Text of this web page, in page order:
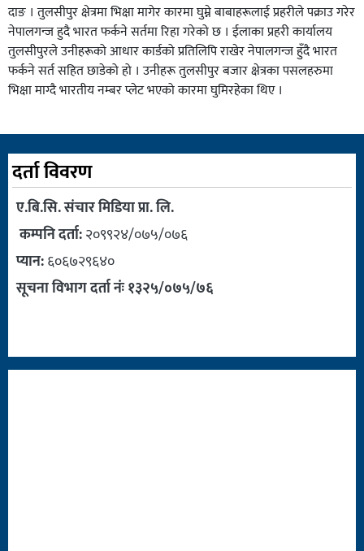
दाङ । तुलसीपुर क्षेत्रमा भिक्षा मागेर कारमा घुम्ने बाबाहरूलाई प्रहरीले पक्राउ गरेर
नेपालगन्ज हुदै भारत फर्कने सर्तमा रिहा गरेको छ । ईलाका प्रहरी कार्यालय
तुलसीपुरले उनीहरूको आधार कार्डको प्रतिलिपि राखेर नेपालगन्ज हुँदै भारत
फर्कने सर्त सहित छाडेको हो । उनीहरू तुलसीपुर बजार क्षेत्रका पसलहरुमा
भिक्षा माग्दै भारतीय नम्बर प्लेट भएको कारमा घुमिरहेका थिए ।
दर्ता विवरण
ए.बि.सि. संचार मिडिया प्रा. लि.
कम्पनि दर्ता:२०९९२४/०७५/०७६
प्यान:६०६७२९६४०
सूचना विभाग दर्ता नंः १३२५/०७५/७६